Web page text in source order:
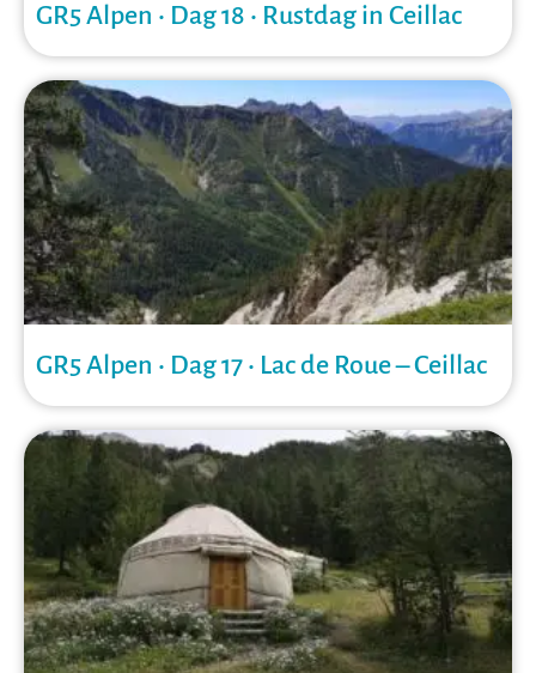
GR5 Alpen • Dag 18 • Rustdag in Ceillac
GR5 Alpen • Dag 17 • Lac de Roue – Ceillac